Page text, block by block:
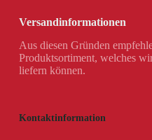
Versandinformationen
Aus diesen Gründen
Produktsortiment, welches
liefern können.
Kontaktinformation